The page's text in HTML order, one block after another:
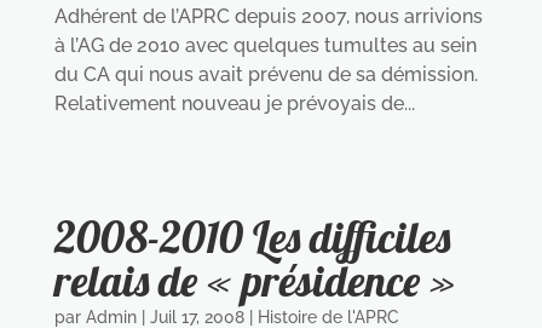
Adhérent de l’APRC depuis 2007, nous arrivions
à l’AG de 2010 avec quelques tumultes au sein
du CA qui nous avait prévenu de sa démission.
Relativement nouveau je prévoyais de...
2008-2010 Les difficiles
relais de « présidence »
par Admin| Juil 17, 2008| Histoire de l'APRC